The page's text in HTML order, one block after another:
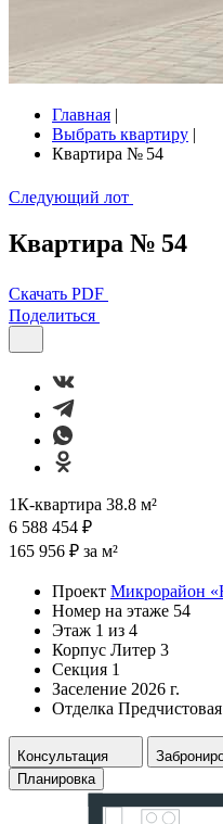
Главная |
Выбрать квартиру |
Квартира № 54
Следующий лот
Квартира № 54
Скачать PDF
Поделиться
1К-квартира 38.8 м²
6 588 454 ₽
165 956 ₽ за м²
Проект Микрорайон
Номер на этаже 54
Этаж 1 из 4
Корпус Литер 3
Секция 1
Заселение 2026 г.
Отделка Предчистовая
Консультация
Планировка